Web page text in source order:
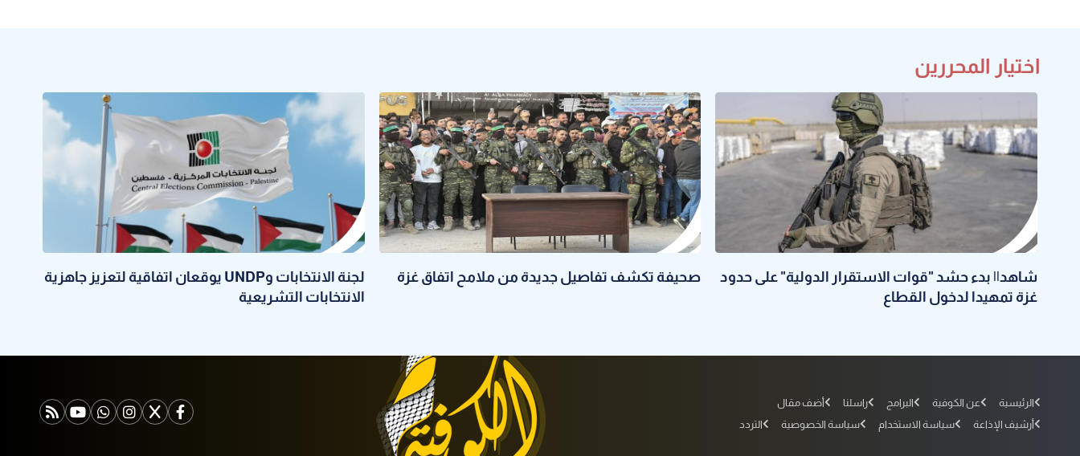
اختيار المحررين
شاهد|| بدء حشد "قوات الاستقرار الدولية" على حدود
غزة تمهيدا لدخول القطاع
صحيفة تكشف تفاصيل جديدة من ملامح اتفاق غزة
لجنة الانتخابات وUNDP يوقعان اتفاقية لتعزيز جاهزية
الانتخابات التشريعية
الرئيسية عن الكوفية البرامج راسلنا
أضف مقال
أرشيف الإذاعة
سياسة الاستخدام سياسة الخصوصية التردد